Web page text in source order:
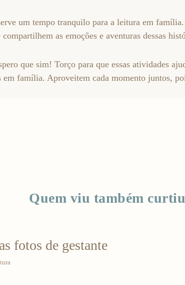
um tempo tranquilo para a leitura em
as emoções e aventuras dessas
que sim! Torço para que essas atividades
família. Aproveitem cada momento juntos,
Quem viu também curtiu
fotos de gestante